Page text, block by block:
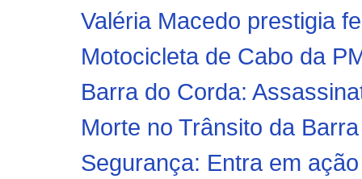
Valéria Macedo prestigia
Motocicleta de Cabo da
Barra do Corda:
Morte no Trânsito da Barra
Segurança: Entra em